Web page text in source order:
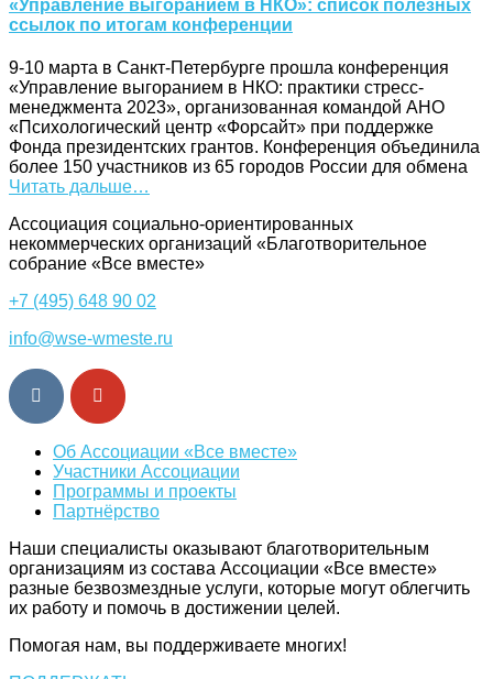
«Управление выгоранием в НКО»: список полезных
ссылок по итогам конференции
9-10 марта в Санкт-Петербурге прошла конференция
«Управление выгоранием в НКО: практики стресс-
менеджмента 2023», организованная командой АНО
«Психологический центр «Форсайт» при поддержке
Фонда президентских грантов. Конференция объединила
более 150 участников из 65 городов России для обмена
Читать дальше…
Ассоциация cоциально-ориентированных
некоммерческих организаций «Благотворительное
собрание «Все вместе»
+7 (495) 648 90 02
info@wse-wmeste.ru
Об Ассоциации «Все вместе»
Участники Ассоциации
Программы и проекты
Партнёрство
Наши специалисты оказывают благотворительным
организациям из состава Ассоциации «Все вместе»
разные безвозмездные услуги, которые могут облегчить
их работу и помочь в достижении целей.
Помогая нам, вы поддерживаете многих!